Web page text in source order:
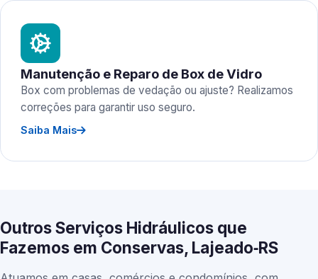
Manutenção e Reparo de Box de Vidro
Box com problemas de vedação ou ajuste? Realizamos
correções para garantir uso seguro.
Saiba Mais
Outros Serviços Hidráulicos que
Fazemos em Conservas, Lajeado‑RS